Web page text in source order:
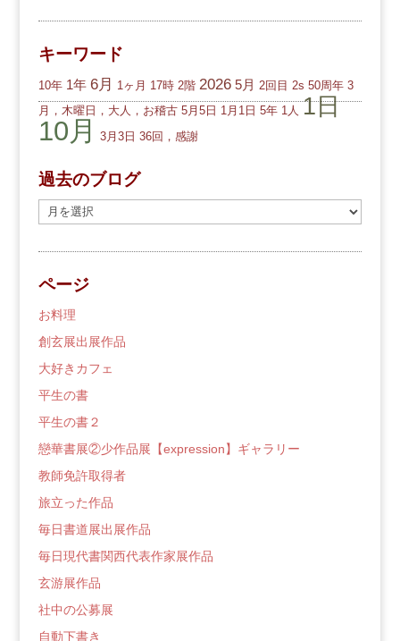
キーワード
10年 1年 6月 1ヶ月 17時 2階 2026 5月 2回目 2s 50周年 3
月，木曜日，大人，お稽古 5月5日 1月1日 5年 1人 1日
10月 3月3日 36回，感謝
過去のブログ
去
の
ロ
グ
ページ
お料理
創玄展出展作品
大好きカフェ
平生の書
平生の書２
戀華書展②少作品展【expression】ギャラリー
教師免許取得者
旅立った作品
毎日書道展出展作品
毎日現代書関西代表作家展作品
玄游展作品
社中の公募展
自動下書き